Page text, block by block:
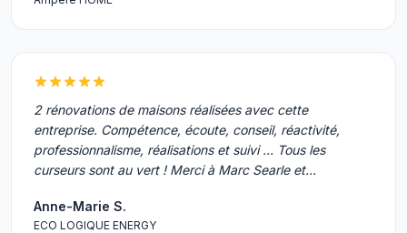
2 rénovations de maisons réalisées avec cette
entreprise. Compétence, écoute, conseil, réactivité,
professionnalisme, réalisations et suivi ... Tous les
curseurs sont au vert ! Merci à Marc Searle et…
Anne-Marie S.
ECO LOGIQUE ENERGY